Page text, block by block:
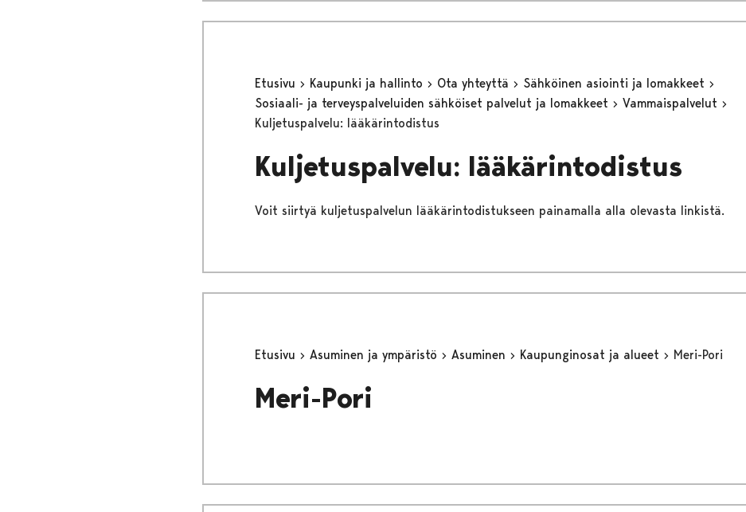
Etusivu Kaupunki ja hallinto Ota yhteyttä
Sähköinen asiointi ja lomakkeet
Sosiaali- ja terveyspalveluiden sähköiset palvelut ja lomakkeet
Vammaispalvelut
Kuljetuspalvelu: lääkärintodistus
Kuljetuspalvelu: lääkärintodistus
Voit siirtyä kuljetuspalvelun lääkärintodistukseen painamalla alla olevasta linkistä.
Etusivu Asuminen ja ympäristö Asuminen Kaupunginosat ja alueet Meri-Pori
Meri-Pori